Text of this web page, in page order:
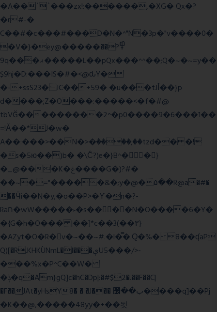
�A��``���zx!:������,�XG� Qx�?
�r#-�
C��#�c���#���D�N�^"N�3p�"v����0�
�V�}�ey@�����߾?��
9q���ޣ�����L��pQx���^^��;Q�~�~=y��
$9hj�D:���IS�#�<@ԃY�
�-+ssS23�IC��+59� �u���tJǏ��}p
d����;Z�O���:�����<�f�#@
tbVĞ���������2^�p0����9�6���1��
=!Ǎ��*J�w�
A��:���>��N�>�ٝ����;��tzd�� �!
�s�5ю��)b� �\Ĉ?)e�}B^��}
�_@���K�ݝ����G�)?#�
��~�="�����&�;y�@�۵��R@a�#�
��Ӵi��N�y;�o��P>�ϒ�n�?­
Raח�wW�����˫�s����N�O����6�Y�
�{G�h�O��� |��]*c��3(��٣}
�AZyt�O�R�v�~��~#.�l�̿�.Ԛ�%� 8��ʠaP
Q)[�R.KHKÙNmL�l���ېU5���/>-
���%x�P^C��W�
�ݙ�q�Am}gQ]c�hC�Dp|:�#$2�.��F��C|
�F��JAt�yHsY8� � �J��� ب��׼����q]��Pj
�K��@,�����48yy�+��됫